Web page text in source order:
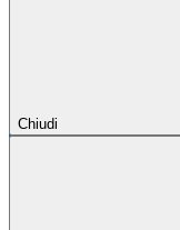
Chiudi